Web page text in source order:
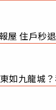
屋 住戶秒
如九龍城